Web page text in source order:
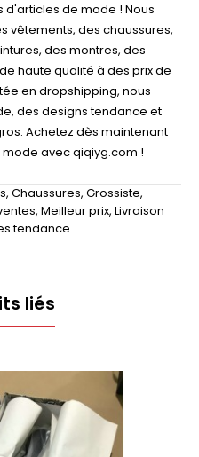
de mode ! Nous
vêtements, des chaussures,
des montres, des
haute qualité à des prix de
en dropshipping, nous
des designs tendance et
Achetez dès maintenant
avec qiqiyg.com !
, Chaussures, Grossiste,
, Meilleur prix, Livraison
tendance
liés